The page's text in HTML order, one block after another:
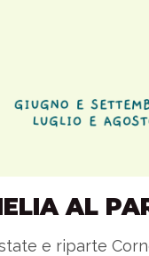
AL
e riparte